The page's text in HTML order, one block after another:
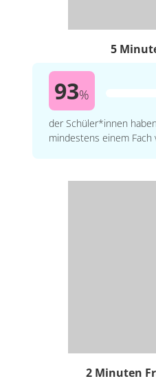
5
93%
der Schüler*innen
mindestens einem Fach
2 Minuten